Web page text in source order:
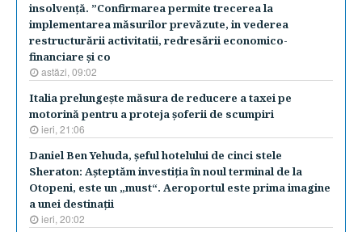
insolvenţă. ”Confirmarea permite trecerea la
implementarea măsurilor prevăzute, in vederea
restructurării activitatii, redresării economico-
financiare şi co
astăzi, 09:02
Italia prelungeşte măsura de reducere a taxei pe
motorină pentru a proteja şoferii de scumpiri
ieri, 21:06
Daniel Ben Yehuda, şeful hotelului de cinci stele
Sheraton: Aşteptăm investiţia în noul terminal de la
Otopeni, este un „must“. Aeroportul este prima imagine
a unei destinaţii
ieri, 20:02